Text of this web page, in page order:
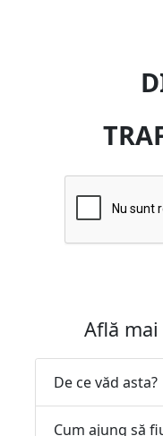
Află
De ce văd asta?
Cum ajung să